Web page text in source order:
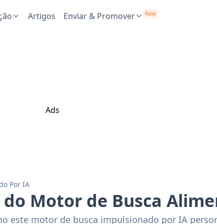
Artigos Enviar & Promover New
Ads
Por IA
Motor de Busca
este motor de busca impulsionado por IA